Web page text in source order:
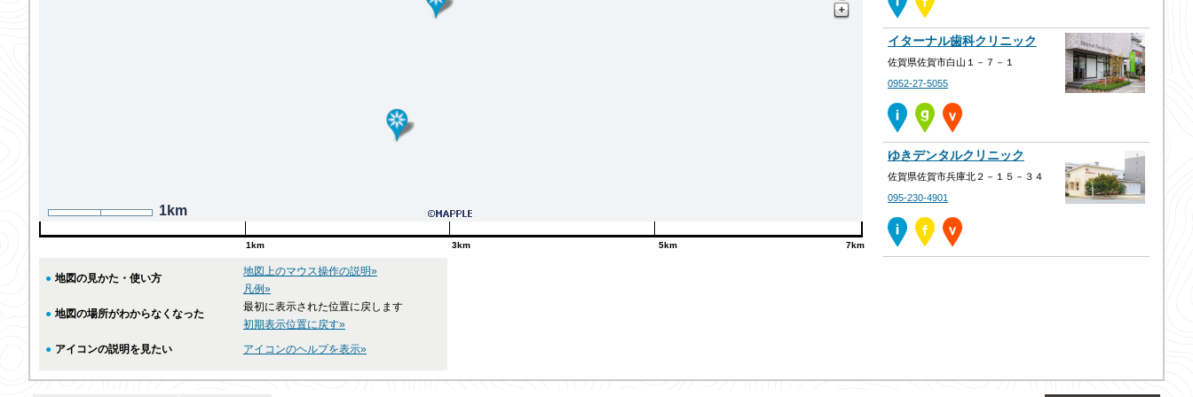
1km
1km 3km 5km 7km
イターナル歯科クリニック
佐賀県佐賀市白山１－７－１
0952-27-5055
ゆきデンタルクリニック
佐賀県佐賀市兵庫北２－１５－３４
095-230-4901
● 地図の見かた・使い方
地図上のマウス操作の説明»
凡例»
● 地図の場所がわからなくなった
最初に表示された位置に戻します
初期表示位置に戻す»
● アイコンの説明を見たい アイコンのヘルプを表示»